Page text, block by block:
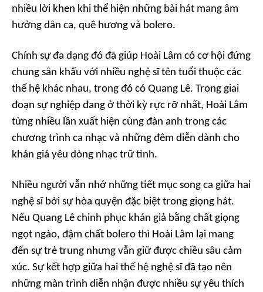
nhiều lời khen khi thể hiện những bài hát mang âm
hưởng dân ca, quê hương và bolero.
Chính sự đa dạng đó đã giúp Hoài Lâm có cơ hội đứng
chung sân khấu với nhiều nghệ sĩ tên tuổi thuộc các
thế hệ khác nhau, trong đó có Quang Lê. Trong giai
đoạn sự nghiệp đang ở thời kỳ rực rỡ nhất, Hoài Lâm
từng nhiều lần xuất hiện cùng đàn anh trong các
chương trình ca nhạc và những đêm diễn dành cho
khán giả yêu dòng nhạc trữ tình.
Nhiều người vẫn nhớ những tiết mục song ca giữa hai
nghệ sĩ bởi sự hòa quyện đặc biệt trong giọng hát.
Nếu Quang Lê chinh phục khán giả bằng chất giọng
ngọt ngào, đậm chất bolero thì Hoài Lâm lại mang
đến sự trẻ trung nhưng vẫn giữ được chiều sâu cảm
xúc. Sự kết hợp giữa hai thế hệ nghệ sĩ đã tạo nên
những màn trình diễn nhận được nhiều sự yêu thích